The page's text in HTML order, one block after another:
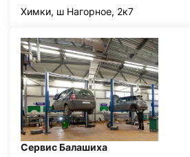
Химки, ш Нагорное, 2к7
Сервис Балашиха